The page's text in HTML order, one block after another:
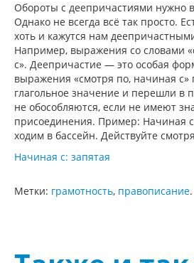
Обороты с деепричастиями нужно
Однако не всегда всё так просто.
хоть и кажутся нам
Например, выражения со словами
с». Деепричастие — это особая
выражения «смотря по, начиная с»
глагольное значение и перешли в
не обособляются, если не имеют
присоединения. Пример: Начиная
ходим в бассейн. Действуйте
Начиная с: запятая
Метки: грамотность, правописание.